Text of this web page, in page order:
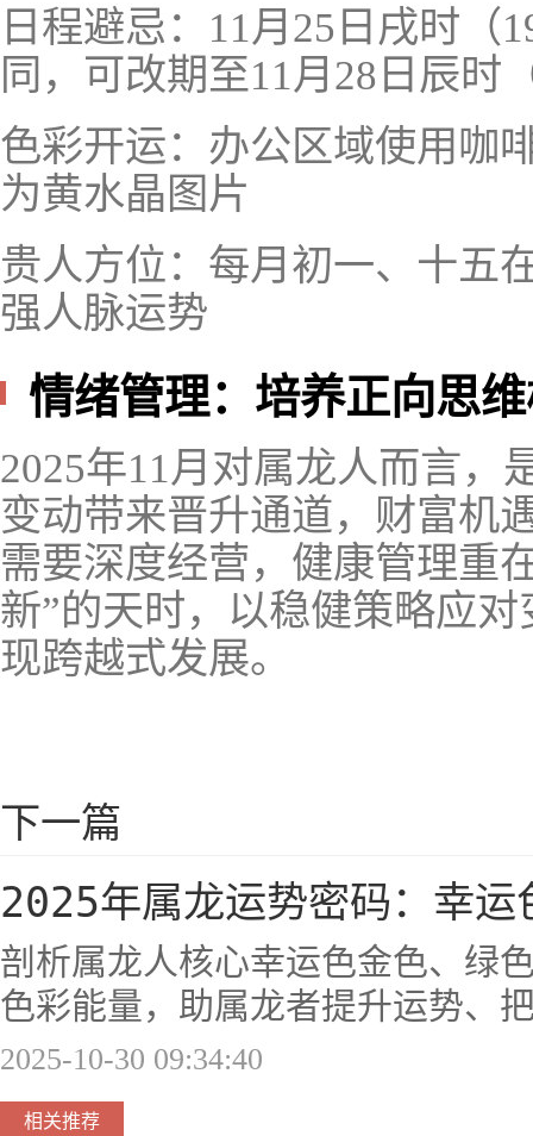
日程避忌：11月25日戌时（
同，可改期至11月28日辰时
色彩开运：办公区域使用咖
为黄水晶图片
贵人方位：每月初一、十五
强人脉运势
情绪管理：培养正向思
2025年11月对属龙人而言，
变动带来晋升通道，财富机
需要深度经营，健康管理重
新”的天时，以稳健策略应
现跨越式发展。
下一篇
2025年属龙运势密码：幸运
剖析属龙人核心幸运色金色、绿
色彩能量，助属龙者提升运势、
2025-10-30 09:34:40
相关推荐